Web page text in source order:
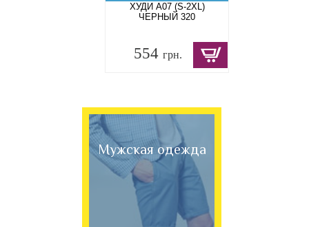
ХУДИ A07 (S-2XL)
ЧЕРНЫЙ 320
554 грн.
Мужская одежда